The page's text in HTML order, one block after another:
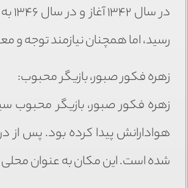
رسید، اما همچنان نیازمند توجه و
زهره فکور صبور، بازیگر محبوب:
زهره فکور صبور، بازیگر محبوب
هوادارانش پیدا کرده بود. پس از
شده است. این مکان به عنوان محلی